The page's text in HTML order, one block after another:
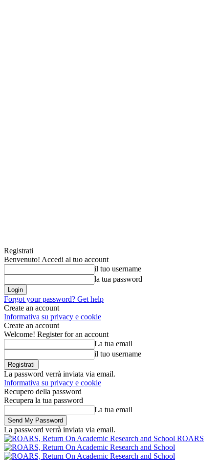
Registrati
Benvenuto! Accedi al tuo account
il tuo username
la tua password
Forgot your password? Get help
Create an account
Informativa su privacy e cookie
Create an account
Welcome! Register for an account
La tua email
il tuo username
La password verrà inviata via email.
Informativa su privacy e cookie
Recupero della password
Recupera la tua password
La tua email
La password verrà inviata via email.
ROARS